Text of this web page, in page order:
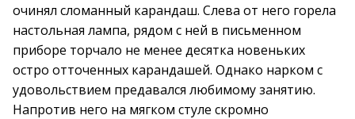
очинял сломанный карандаш. Слева от него горела
настольная лампа, рядом с ней в письменном
приборе торчало не менее десятка новеньких
остро отточенных карандашей. Однако нарком с
удовольствием предавался любимому занятию.
Напротив него на мягком стуле скромно